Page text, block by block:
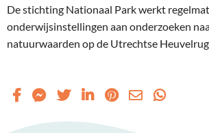
De stichting Nationaal Park werkt
onderwijsinstellingen aan onderzoeken
natuurwaarden op de Utrechtse